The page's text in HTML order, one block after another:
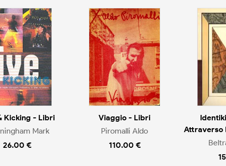
Kicking - Libri
Mark
26.00 €
Viaggio - Libri
Piromalli Aldo
110.00 €
Attraverso